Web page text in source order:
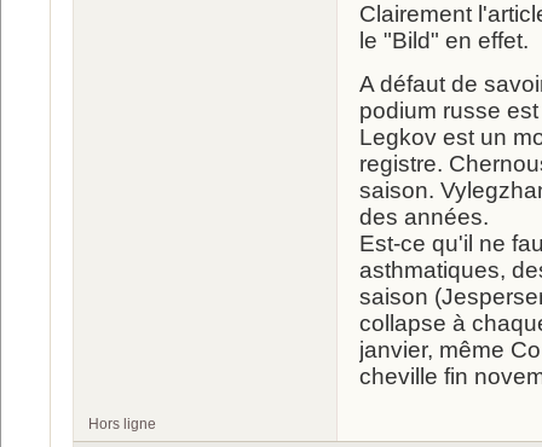
Clairement
le "Bild" en effet.
A défaut de
podium russe
Legkov est un
registre.
saison.
des années.
Est-ce qu'il ne
asthmatiques,
saison
collapse à
janvier, même
cheville fin
Hors ligne